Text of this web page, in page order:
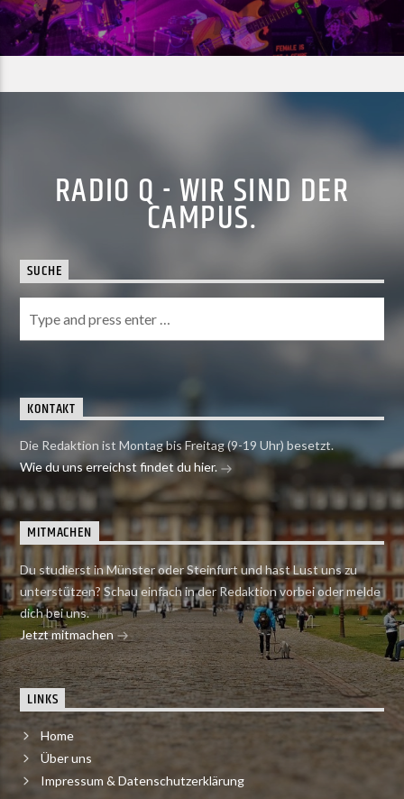
RADIO Q - WIR SIND DER
CAMPUS.
SUCHE
KONTAKT
Die Redaktion ist Montag bis Freitag (9-19 Uhr) besetzt.
Wie du uns erreichst findet du hier.
MITMACHEN
Du studierst in Münster oder Steinfurt und hast Lust uns zu
unterstützen? Schau einfach in der Redaktion vorbei oder melde
dich bei uns.
Jetzt mitmachen
LINKS
Home
Über uns
Impressum & Datenschutzerklärung